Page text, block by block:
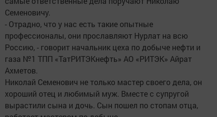
Семеновичу.
- Отрадно, что у нас есть такие опытные
профессионалы, они прославляют Нурлат на всю
Россию, - говорит начальник цеха по добыче нефти и
газа №1 ТПП «ТатРИТЭКнефть» АО «РИТЭК» Айрат
Ахметов.
Николай Семенович не только мастер своего дела, он
хороший отец и любимый муж. Вместе с супругой
вырастили сына и дочь. Сын пошел по стопам отца,